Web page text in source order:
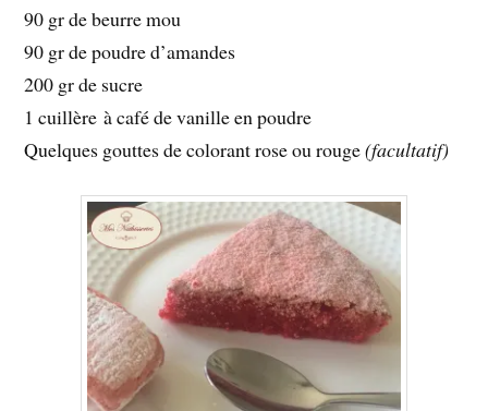
90 gr de beurre mou
90 gr de poudre d’amandes
200 gr de sucre
1 cuillère à café de vanille en poudre
Quelques gouttes de colorant rose ou rouge(facultatif)